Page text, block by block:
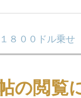
８００ドル乗せ
もに政治リスク
の閲覧